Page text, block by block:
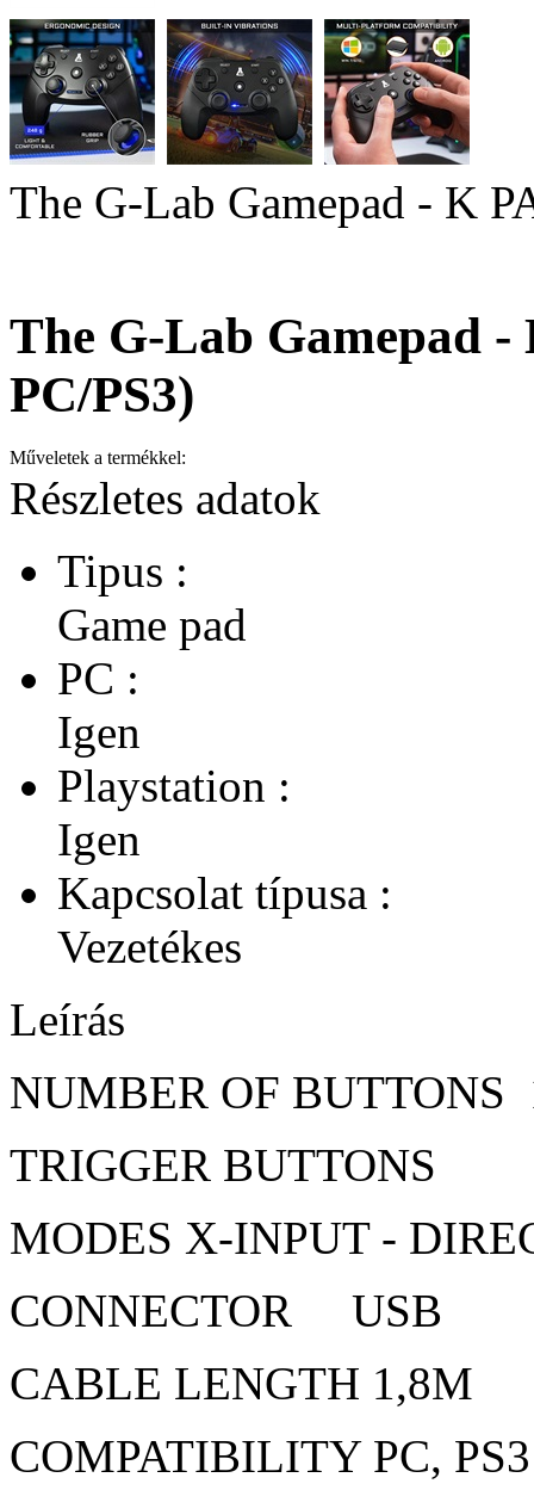
The G-Lab Gamepad - K
The G-Lab Gamepad
PC/PS3)
Műveletek a termékkel:
Részletes adatok
Tipus :
Game pad
PC :
Igen
Playstation :
Igen
Kapcsolat típusa :
Vezetékes
Leírás
NUMBER OF BUTTONS
TRIGGER BUTTONS
MODES X-INPUT -
CONNECTOR USB
CABLE LENGTH 1,8M
COMPATIBILITY PC, PS3